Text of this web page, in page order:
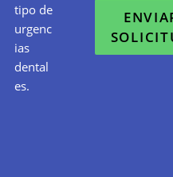
tipo de
urgenc
ias
dental
es.